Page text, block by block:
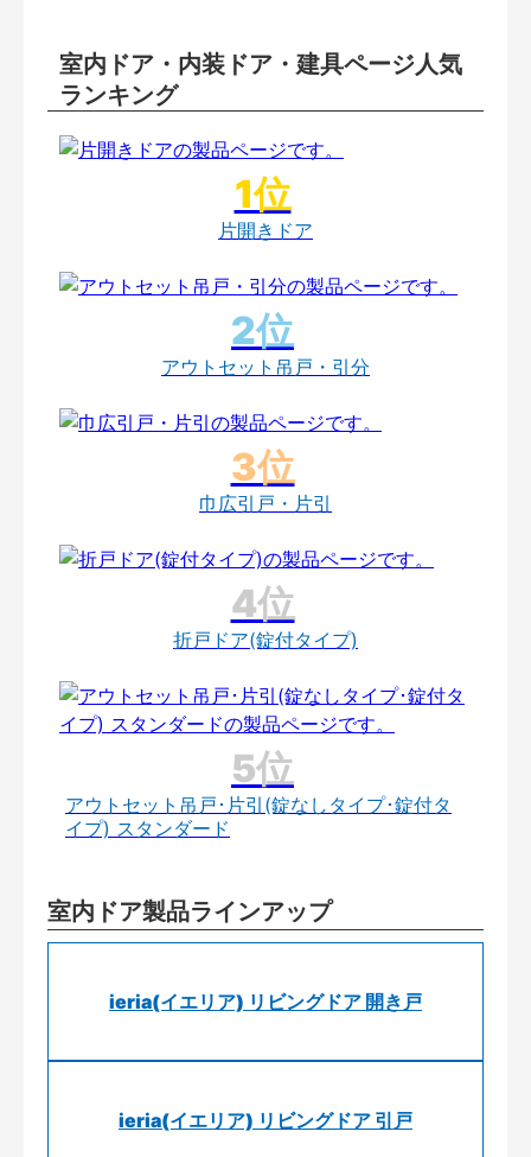
室内ドア・内装ドア・建具ページ人気
ランキング
片開きドア
アウトセット吊戸・引分
巾広引戸・片引
折戸ドア(錠付タイプ)
アウトセット吊戸･片引(錠なしタイプ･錠付タ
イプ) スタンダード
室内ドア製品ラインアップ
ieria(イエリア) リビングドア 開き戸
ieria(イエリア) リビングドア 引戸